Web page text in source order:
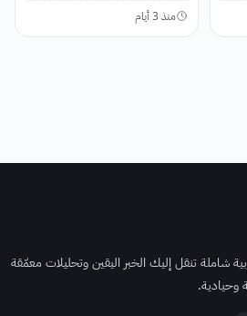
منذ 3 أيام
شاملة تنقل إليك الخبر اليقين وتحليلات معمّقة
وحيادية.